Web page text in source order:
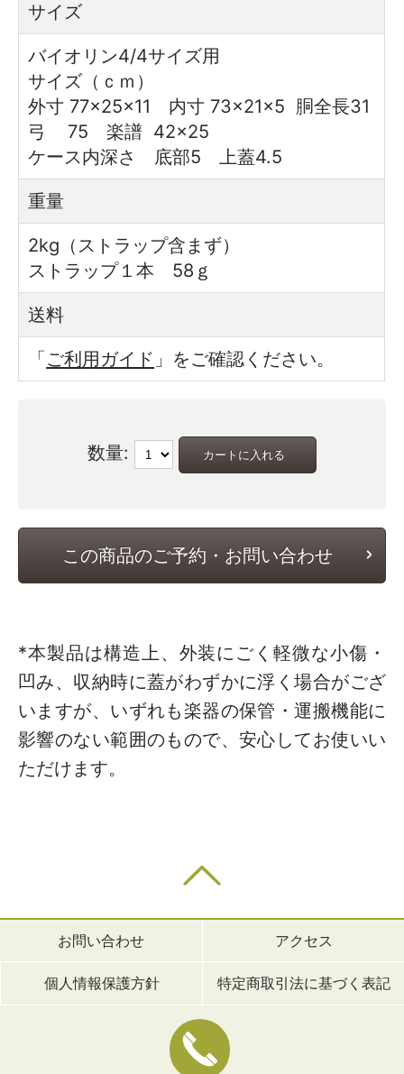
サイズ
バイオリン4/4サイズ用
サイズ（ｃｍ）
外寸 77×25×11 内寸 73×21×5 胴全長31
弓 75 楽譜 42×25
ケース内深さ 底部5 上蓋4.5
重量
2kg（ストラップ含まず）
ストラップ１本 58ｇ
送料
「ご利用ガイド 」をご確認ください。
数量:
この商品のご予約・お問い合わせ
*本製品は構造上、外装にごく軽微な小傷・
凹み、収納時に蓋がわずかに浮く場合がござ
いますが、いずれも楽器の保管・運搬機能に
影響のない範囲のもので、安心してお使いい
ただけます。
お問い合わせ アクセス
個人情報保護方針 特定商取引法に基づく表記